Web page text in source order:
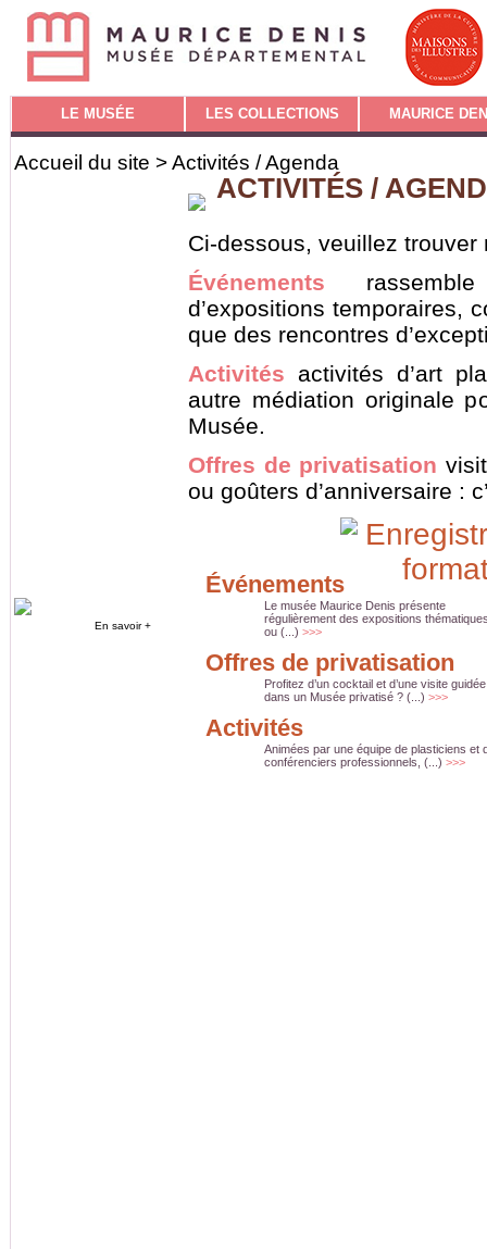
LE MUSÉE LES COLLECTIONS MAURICE
Accueil du site > Activités / Agenda
ACTIVITÉS /
Ci-dessous, veuillez trouver
Événements rassemble
d’expositions temporaires,
que des rencontres
Activités activités d’art
autre médiation originale
Musée.
Offres de privatisation
ou goûters d’anniversaire :
En savoir +
Événements
Le musée Maurice Denis présente
régulièrement des expositions
ou (...) >>>
Offres de privatisation
Profitez d’un cocktail et d’une visite guidée
dans un Musée privatisé ? (...) >>>
Activités
Animées par une équipe de plasticiens et
conférenciers professionnels, (...) >>>